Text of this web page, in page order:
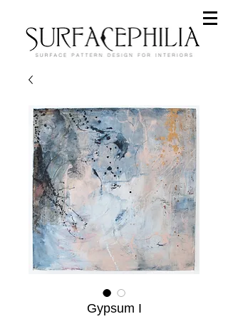
Gypsum I